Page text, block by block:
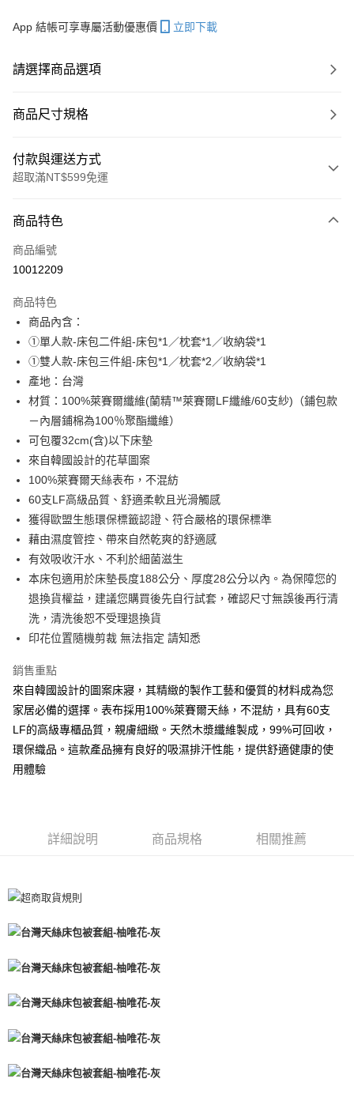
App 結帳可享專屬活動優惠價 立即下載
請選擇商品選項
商品尺寸規格
付款與運送方式
超取滿NT$599免運
信用卡一次付款
超商取貨付款
Apple Pay
街口支付
悠遊付
全盈+PAY
ATM付款
運送方式
全家取貨付款
每筆NT$60，滿NT$599(含以上)免運費
每筆NT$60
付款後全家取貨
每筆NT$60，滿NT$599(含以上)免運費
每筆NT$60
離島7-11取貨付款
每筆NT$60
付款後7-11取貨
每筆NT$60
商品特色
商品編號
10012209
商品特色
商品內含：
①單人款-床包二件組-床包*1／枕套*1／收納袋*1
①雙人款-床包三件組-床包*1／枕套*2／收納袋*1
產地：台灣
材質：100%萊賽爾纖維(蘭精™萊賽爾LF纖維/60支紗)（鋪包款
－內層鋪棉為100％聚酯纖維）
可包覆32cm(含)以下床墊
來自韓國設計的花草圖案
100%萊賽爾天絲表布，不混紡
60支LF高級品質、舒適柔軟且光滑觸感
獲得歐盟生態環保標籤認證、符合嚴格的環保標準
藉由濕度管控、帶來自然乾爽的舒適感
有效吸收汗水、不利於細菌滋生
本床包適用於床墊長度188公分、厚度28公分以內。為保障您的
退換貨權益，建議您購買後先自行試套，確認尺寸無誤後再行清
洗，清洗後恕不受理退換貨
印花位置隨機剪裁 無法指定 請知悉
銷售重點
來自韓國設計的圖案床寢，其精緻的製作工藝和優質的材料成為您
家居必備的選擇。表布採用100%萊賽爾天絲，不混紡，具有60支
LF的高級專櫃品質，親膚細緻。天然木漿纖維製成，99%可回收，
環保織品。這款產品擁有良好的吸濕排汗性能，提供舒適健康的使
用體驗
詳細說明 商品規格 相關推薦